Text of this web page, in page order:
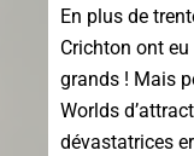
En plus de
Crichton ont
grands ! Mais
Worlds
dévastatrices